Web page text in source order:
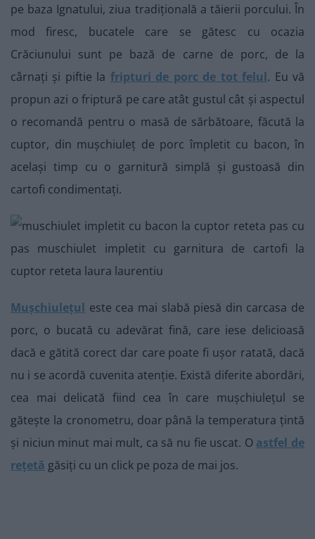
pe baza Ignatului, ziua tradițională a tăierii porcului. În
mod firesc, bucatele care se gătesc cu ocazia
Crăciunului sunt pe bază de carne de porc, de la
cârnați și piftie la fripturi de porc de tot felul. Eu vă
propun azi o friptură pe care atât gustul cât și aspectul
o recomandă pentru o masă de sărbătoare, făcută la
cuptor, din mușchiuleț de porc împletit cu bacon, în
același timp cu o garnitură simplă și gustoasă din
cartofi condimentați.
Mușchiulețul este cea mai slabă piesă din carcasa de
porc, o bucată cu adevărat fină, care iese delicioasă
dacă e gătită corect dar care poate fi ușor ratată, dacă
nu i se acordă cuvenita atenție. Există diferite abordări,
cea mai delicată fiind cea în care mușchiulețul se
gătește la cronometru, doar până la temperatura țintă
și niciun minut mai mult, ca să nu fie uscat. O astfel de
rețetă găsiți cu un click pe poza de mai jos.